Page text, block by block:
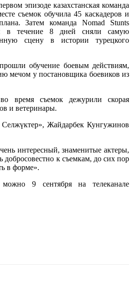
эпизоде казахстанская команда
съемок обучила 45 каскадеров и
Затем команда Nomad Stunts
в течение 8 дней сняли самую
сцену в истории турецкого
обучение боевым действиям,
мечом у постановщика боевиков из
время съемок дежурили скорая
и ветеринары.
Жайдарбек Кунгужинов
интересный, знаменитые актеры,
добросовестно к съемкам, до сих пор
в форме».
можно 9 сентября на телеканале